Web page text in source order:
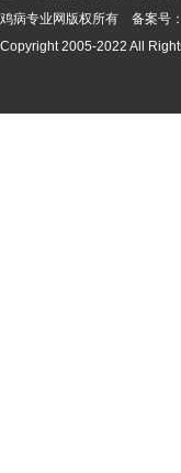
鸡病专业网版权所有 备案号：
Copyright 2005-2022 All